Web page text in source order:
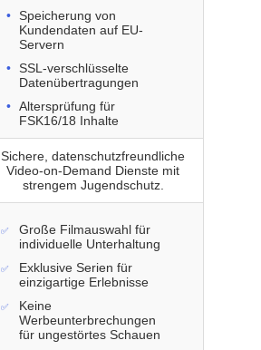
Speicherung von
Kundendaten auf EU-
Servern
SSL-verschlüsselte
Datenübertragungen
Altersprüfung für
FSK16/18 Inhalte
Sichere, datenschutzfreundliche
Video-on-Demand Dienste mit
strengem Jugendschutz.
Große Filmauswahl für
individuelle Unterhaltung
Exklusive Serien für
einzigartige Erlebnisse
Keine
Werbeunterbrechungen
für ungestörtes Schauen